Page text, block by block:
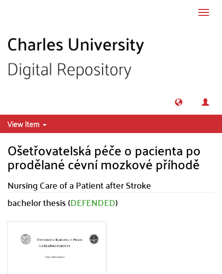
View Item
Ošetřovatelská péče o pacienta po
prodělané cévní mozkové příhodě
Nursing Care of a Patient after Stroke
bachelor thesis (DEFENDED)